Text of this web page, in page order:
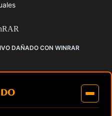
DAÑADO CON WINRAR